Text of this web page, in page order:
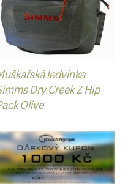
my ten Hip
jiných
Tašky a
-
)